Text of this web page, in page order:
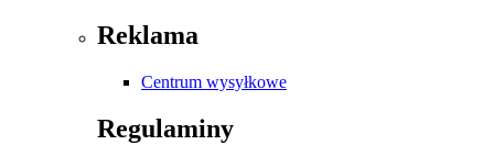
Reklama
Centrum wysyłkowe
Regulaminy